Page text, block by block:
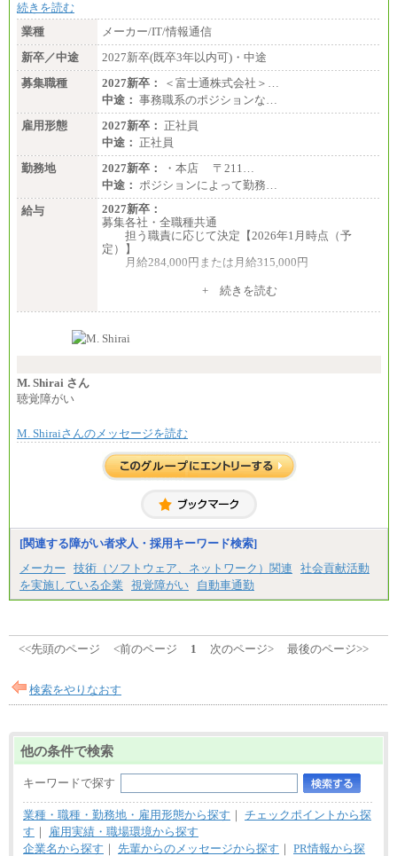
続きを読む
業種
メーカー/IT/情報通信
新卒／中途
2027新卒(既卒3年以内可)・中途
募集職種
2027新卒：
＜富士通株式会社＞…
中途： 事務職系のポジションな…
雇用形態
2027新卒： 正社員
中途： 正社員
勤務地
2027新卒：
・本店 〒211…
中途： ポジションによって勤務…
給与
2027新卒：
募集各社・全職種共通
担う職責に応じて決定【2026年1月時点（予
定）】
月給284,000円または月給315,000円
※入社後早期から、自律的な業務遂行が求めら
す。
い職責を担う方については、さらに高い金額を個別
※上記に加え、所定労働時間外に勤務をした場
※試用期間中も給与に変更はございません。
＜募集各社・全職種共通＞
月給21万円以上～
※試用期間中の給与に変更はありません。
ます。
+ 続きを読む
M. Shirai さん
聴覚障がい
M. Shiraiさんのメッセージを読む
[関連する障がい者求人・採用キーワード検索]
メーカー
技術（ソフトウェア、ネットワーク）関連
社会貢献活動
を実施している企業
視覚障がい 自動車通勤
<<先頭のページ <前のページ 1 次のページ> 最後のページ>>
検索をやりなおす
他の条件で検索
キーワードで探す
業種・職種・勤務地・雇用形態から探す ｜ チェックポイントから探
す ｜
雇用実績・職場環境から探す
企業名から探す ｜ 先輩からのメッセージから探す ｜ PR情報から探